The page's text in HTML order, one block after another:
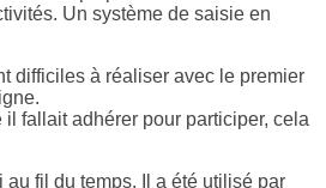
Un système de saisie en
difficiles à réaliser avec le premier
fallait adhérer pour participer, cela
fil du temps. Il a été utilisé par